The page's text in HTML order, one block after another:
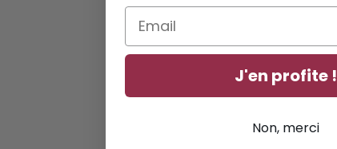
Email
J'en profite !
Non, merci